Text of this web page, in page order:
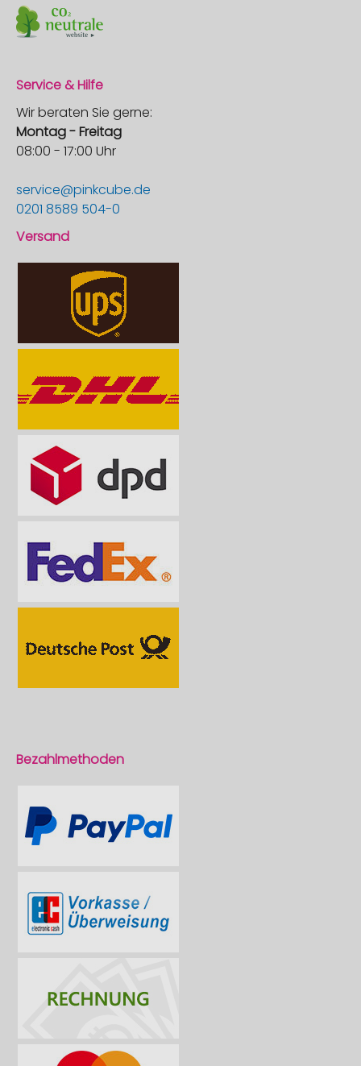
Service & Hilfe
Wir beraten Sie gerne:
Montag - Freitag
08:00 - 17:00 Uhr
service@pinkcube.de
0201 8589 504-0
Versand
Bezahlmethoden